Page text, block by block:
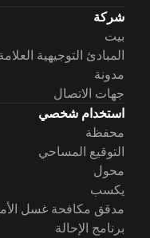
شركة
بيت
المبادئ التوجيهية
مدونة
جهات الاتصال
استخدام شخصي
محفظة
التوقيع المساحي
محول
يكسب
مدقق مكافحة غسل
برنامج الإحالة